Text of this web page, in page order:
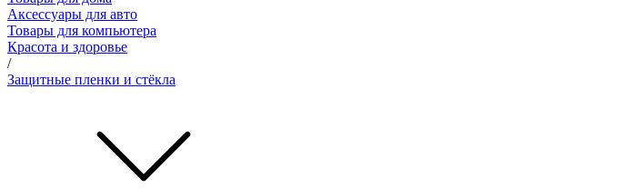
Аксессуары для авто
Товары для компьютера
Красота и здоровье
/
Защитные пленки и стёкла